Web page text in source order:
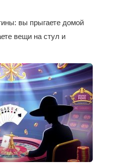
вы прыгаете домой
вещи на стул и